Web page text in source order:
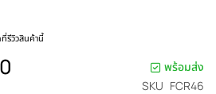
รีวิวสินค้านี้
พร้อมส่ง
SKU FCR46